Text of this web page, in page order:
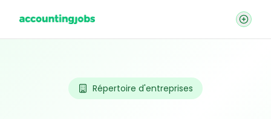
Répertoire d'entreprises